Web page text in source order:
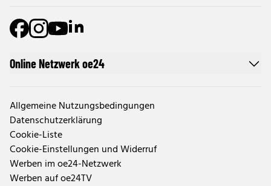
Online Netzwerk oe24
Allgemeine Nutzungsbedingungen
Datenschutzerklärung
Cookie-Liste
Cookie-Einstellungen und Widerruf
Werben im oe24-Netzwerk
Werben auf oe24TV